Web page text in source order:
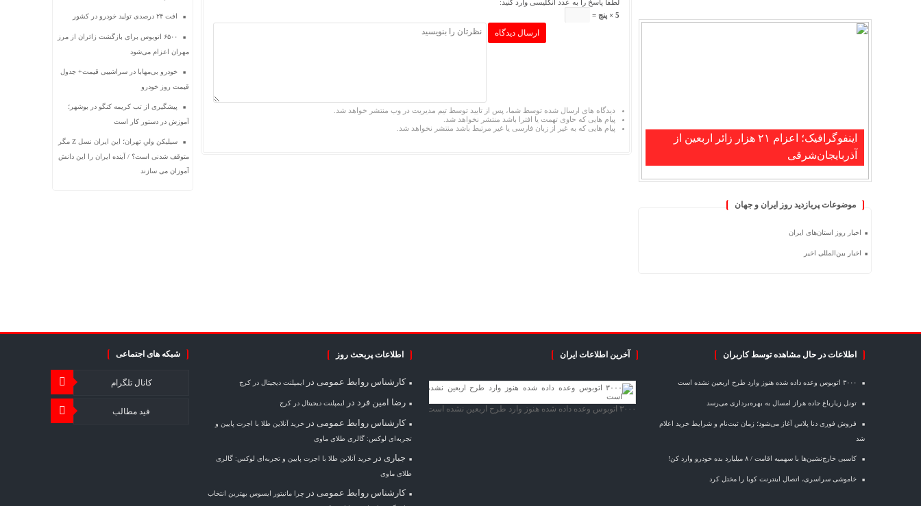
اینفوگرافیک؛ اعزام ۲۱ هزار زائر اربعین از
آذربایجان‌شرقی
موضوعات پربازدید روز ایران و جهان
اخبار روز استان‌های ایران
اخبار بین‌المللی اخیر
لطفا پاسخ را به عدد انگلیسی وارد کنید:
5 × پنج =
دیدگاه های ارسال شده توسط شما، پس از تایید توسط تیم مدیریت در وب منتشر خواهد شد.
پیام هایی که حاوی تهمت یا افترا باشد منتشر نخواهد شد.
پیام هایی که به غیر از زبان فارسی یا غیر مرتبط باشد منتشر نخواهد شد.
افت ۲۴ درصدی تولید خودرو در کشور
۶۵۰۰ اتوبوس برای بازگشت زائران از مرز
مهران اعزام می‌شود
خودرو بی‌مهابا در سراشیبی قیمت+ جدول
قیمت روز خودرو
پیشگیری از تب کریمه کنگو در بوشهر؛
آموزش در دستور کار است
سیلیکن ولیِ تهران؛ این ایران نسل Z مگر
متوقف شدنی است؟ / آینده ایران را این دانش
آموزان می سازند
اطلاعات در حال مشاهده توسط کاربران
۳۰۰۰ اتوبوس وعده داده شده هنوز وارد طرح اربعین نشده است
تونل زیارباغ جاده هراز امسال به بهره‌برداری می‌رسد
فروش فوری دنا پلاس آغاز می‌شود؛ زمان ثبت‌نام و شرایط خرید اعلام
شد
کاسبی خارج‌نشین‌ها با سهمیه اقامت / ۸ میلیارد بده خودرو وارد کن!
خاموشی سراسری، اتصال اینترنت کوبا را مختل کرد
آخرین اطلاعات ایران
۳۰۰۰ اتوبوس وعده داده شده هنوز وارد طرح اربعین نشده است
اطلاعات پربحث روز
کارشناس روابط عمومی در ایمپلنت دیجیتال در کرج
رضا امین فرد در ایمپلنت دیجیتال در کرج
کارشناس روابط عمومی درخرید آنلاین طلا با اجرت پایین و
تجربه‌ای لوکس: گالری طلای ماوی
جباری درخرید آنلاین طلا با اجرت پایین و تجربه‌ای لوکس: گالری
طلای ماوی
کارشناس روابط عمومی درچرا مانیتور ایسوس بهترین انتخاب
شبکه های اجتماعی
کانال تلگرام
فید مطالب